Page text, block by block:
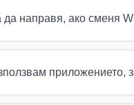
да направя, ако сменя
приложението,